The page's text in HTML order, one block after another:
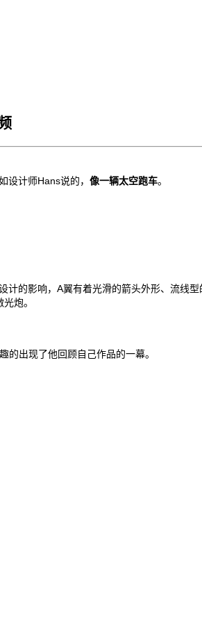
设计师Hans说的， 像一辆太空跑车。
的影响，A翼有着光滑的箭头外形、流线
炮。
出现了他回顾自己作品的一幕。